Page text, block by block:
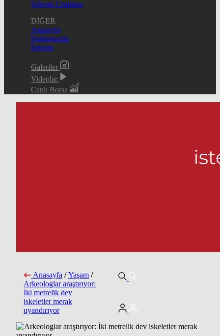
Şifremi Unuttum
DİĞER
Anasayfa
Hakkımızda
İletişim
Galeriler
Videolar
Canlı Borsa
Anasayfa / Yaşam /
Arkeologlar araştırıyor:
İki metrelik dev
iskeletler merak
uyandırıyor